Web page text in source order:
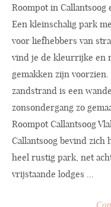
Roompot in
Een kleinschalig park
voor liefhebbers van
vind je de kleurrijke en
gemakken zijn
zandstrand is een
zonsondergang zo
Roompot Callantsoog
Callantsoog bevind zich
heel rustig park, net
vrijstaande lodges ...